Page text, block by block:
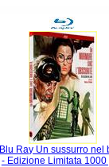
Blu Ray Un sussurro nel
- Edizione Limitata 1000